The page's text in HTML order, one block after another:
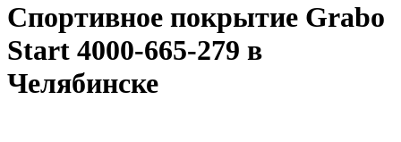
Спортивное покрытие Grabo
Start 4000-665-279 в
Челябинске